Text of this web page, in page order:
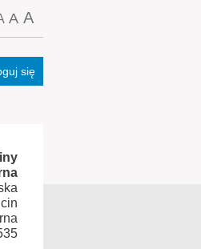
A A
się